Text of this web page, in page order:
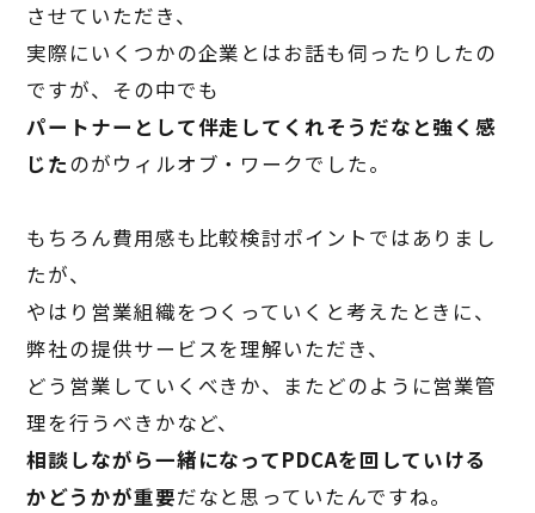
させていただき、
実際にいくつかの企業とはお話も伺ったりしたの
ですが、その中でも
パートナーとして伴走してくれそうだなと強く感
じたのがウィルオブ・ワークでした。
もちろん費用感も比較検討ポイントではありまし
たが、
やはり営業組織をつくっていくと考えたときに、
弊社の提供サービスを理解いただき、
どう営業していくべきか、またどのように営業管
理を行うべきかなど、
相談しながら一緒になってPDCAを回していける
かどうかが重要だなと思っていたんですね。